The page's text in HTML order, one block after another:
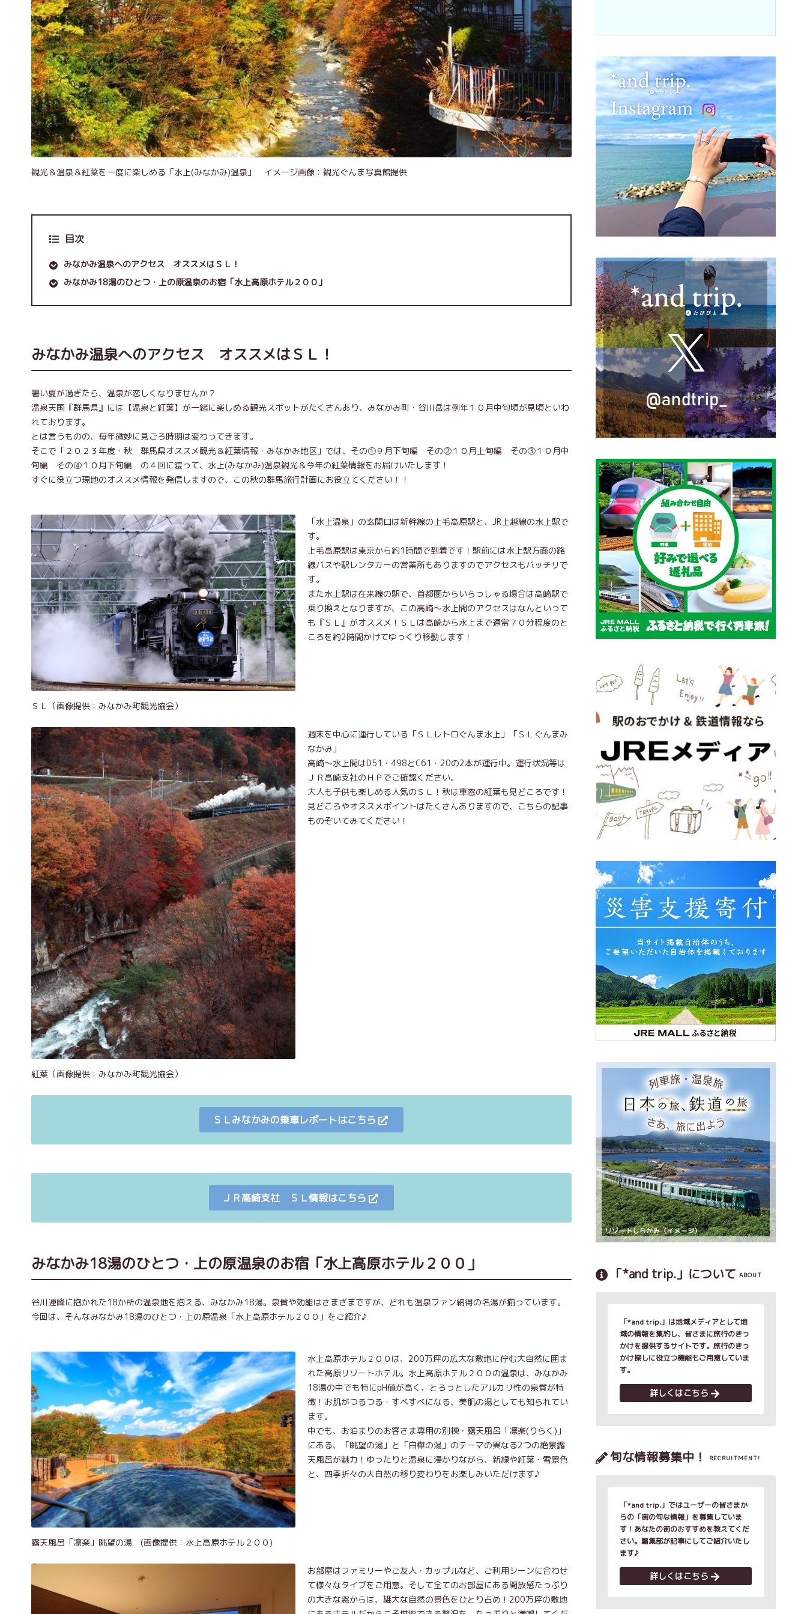
観光＆温泉＆紅葉を一度に楽しめる「水上(みなかみ)温泉」 イメージ画像：観光ぐんま写真館提供
目次
みなかみ温泉へのアクセス オススメはＳＬ！
みなかみ18湯のひとつ・上の原温泉のお宿「水上高原ホテル２００」
みなかみ温泉へのアクセス オススメはＳＬ！
暑い夏が過ぎたら、温泉が恋しくなりませんか？
温泉天国『群馬県』には【温泉と紅葉】が一緒に楽しめる観光スポットがたくさんあり、みなかみ町・谷川岳は例年１０月中旬頃が見頃といわ
れております。
とは言うものの、毎年微妙に見ごろ時期は変わってきます。
そこで「２０２３年度・秋 群馬県オススメ観光＆紅葉情報・みなかみ地区」では、その①９月下旬編 その②１０月上旬編 その③１０月中
旬編 その④１０月下旬編 の４回に渡って、水上(みなかみ)温泉観光＆今年の紅葉情報をお届けいたします！
すぐに役立つ現地のオススメ情報を発信しますので、この秋の群馬旅行計画にお役立てください！！
ＳＬ（画像提供：みなかみ町観光協会）
「水上温泉」の玄関口は新幹線の上毛高原駅と、JR上越線の水上駅で
す。
上毛高原駅は東京から約1時間で到着です！駅前には水上駅方面の路
線バスや駅レンタカーの営業所もありますのでアクセスもバッチリで
す。
また水上駅は在来線の駅で、首都圏からいらっしゃる場合は高崎駅で
乗り換えとなりますが、この高崎～水上間のアクセスはなんといって
も『ＳＬ』がオススメ！ＳＬは高崎から水上まで通常７０分程度のと
ころを約2時間かけてゆっくり移動します！
紅葉（画像提供：みなかみ町観光協会）
週末を中心に運行している「ＳＬレトロぐんま水上」「ＳＬぐんまみ
なかみ」
高崎～水上間はD51・498とC61・20の2本が運行中。運行状況等は
ＪＲ高崎支社のＨＰでご確認ください。
大人も子供も楽しめる人気のＳＬ！秋は車窓の紅葉も見どころです！
見どころやオススメポイントはたくさんありますので、こちらの記事
ものぞいてみてください！
ＳＬみなかみの乗車レポートはこちら
ＪＲ高崎支社 ＳＬ情報はこちら
みなかみ18湯のひとつ・上の原温泉のお宿「水上高原ホテル２００」
谷川連峰に抱かれた18か所の温泉地を抱える、みなかみ18湯。泉質や効能はさまざまですが、どれも温泉ファン納得の名湯が揃っています。
今回は、そんなみなかみ18湯のひとつ・上の原温泉「水上高原ホテル２００」をご紹介♪
露天風呂「凛楽」眺望の湯 (画像提供：水上高原ホテル２００)
水上高原ホテル２００は、200万坪の広大な敷地に佇む大自然に囲ま
れた高原リゾートホテル。水上高原ホテル２００の温泉は、みなかみ
18湯の中でも特にpH値が高く、とろっとしたアルカリ性の泉質が特
徴！お肌がつるつる・すべすべになる、美肌の湯としても知られてい
ます。
中でも、お泊まりのお客さま専用の別棟・露天風呂「凛楽(りらく)」
にある、「眺望の湯」と「白樺の湯」のテーマの異なる2つの絶景露
天風呂が魅力！ゆったりと温泉に浸かりながら、新緑や紅葉・雪景色
と、四季折々の大自然の移り変わりをお楽しみいただけます♪
お部屋はファミリーやご友人・カップルなど、ご利用シーンに合わせ
て様々なタイプをご用意。そして全てのお部屋にある開放感たっぷり
の大きな窓からは、雄大な自然の景色をひとり占め！200万坪の敷地
「*and trip.」について ABOUT
「*and trip.」は地域メディアとして地
域の情報を集約し、皆さまに旅行のきっ
かけを提供するサイトです。旅行のきっ
かけ探しに役立つ機能もご用意していま
す。
詳しくはこちら
旬な情報募集中！ RECRUITMENT!
「*and trip.」ではユーザーの皆さまか
らの「街の旬な情報」を募集していま
す！あなたの街のおすすめを教えてくだ
さい。編集部が記事にしてご紹介いたし
ます♪
詳しくはこちら